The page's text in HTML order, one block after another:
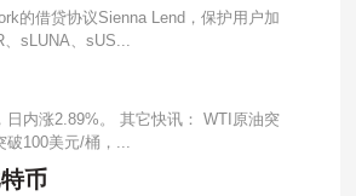
的借贷协议Sienna Lend，保护用户加
sLUNA、sUS...
内涨2.89%。 其它快讯： WTI原油突
破100美元/桶，...
币